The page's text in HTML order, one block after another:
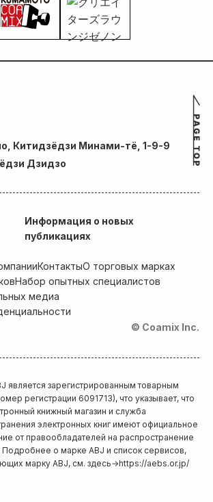
Китидзёдзи Минами-тё, 1-9-9
Дзидзо
Информация о новых
публикациях
КонтактыО торговых марках
Набор опытных специалистов
медиа
© Coamix Inc.
является зарегистрированным товарным
регистрации 6091713), что указывает, что
книжный магазин и служба
электронных книг имеют официальное
от правообладателей на распространение
Подробнее о марке ABJ и список сервисов,
марку ABJ, см. здесь→https://aebs.or.jp/